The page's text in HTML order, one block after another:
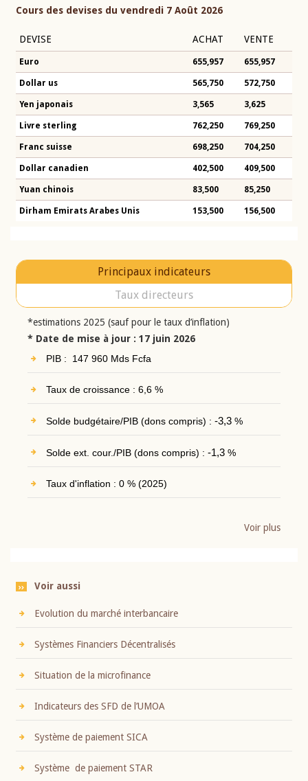
Cours des devises du vendredi 7 Août 2026
DEVISE ACHAT VENTE
Euro 655,957 655,957
Dollar us 565,750 572,750
Yen japonais 3,565 3,625
Livre sterling 762,250 769,250
Franc suisse 698,250 704,250
Dollar canadien 402,500 409,500
Yuan chinois 83,500 85,250
Dirham Emirats Arabes Unis 153,500 156,500
Principaux indicateurs
Taux directeurs
*estimations 2025 (sauf pour le taux d’inflation)
* Date de mise à jour : 17 juin 2026
PIB : 147 960 Mds Fcfa
Taux de croissance : 6,6 %
Solde budgétaire/PIB (dons compris) : -3,3%
Solde ext. cour./PIB (dons compris) : -1,3%
Taux d'inflation : 0 % (2025)
Voir plus
Voir aussi
Evolution du marché interbancaire
Systèmes Financiers Décentralisés
Situation de la microfinance
Indicateurs des SFD de l’UMOA
Système de paiement SICA
Système de paiement STAR